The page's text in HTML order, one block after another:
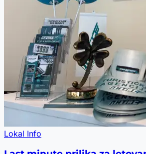
Lokal Info